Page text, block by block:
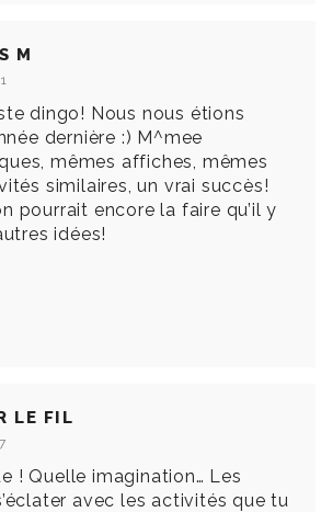
M
dingo! Nous nous étions
dernière :) M^mee
mêmes affiches, mêmes
similaires, un vrai succès!
pourrait encore la faire qu’il y
idées!
LE FIL
! Quelle imagination… Les
avec les activités que tu